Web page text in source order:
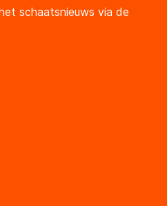
schaatsnieuws via de